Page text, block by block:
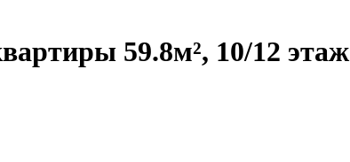
59.8м², 10/12 этаж